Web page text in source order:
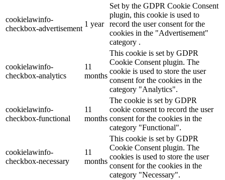
cookielawinfo-
checkbox-advertisement
1 year
Set by the GDPR Cookie Consent
plugin, this cookie is used to
record the user consent for the
cookies in the "Advertisement"
category .
cookielawinfo-
checkbox-analytics
11
months
This cookie is set by GDPR
Cookie Consent plugin. The
cookie is used to store the user
consent for the cookies in the
category "Analytics".
cookielawinfo-
checkbox-functional
11
months
The cookie is set by GDPR
cookie consent to record the user
consent for the cookies in the
category "Functional".
cookielawinfo-
checkbox-necessary
11
months
This cookie is set by GDPR
Cookie Consent plugin. The
cookies is used to store the user
consent for the cookies in the
category "Necessary".